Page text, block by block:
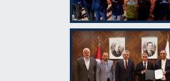
Hatay Müftülüğü
Iğdır Müftülüğü